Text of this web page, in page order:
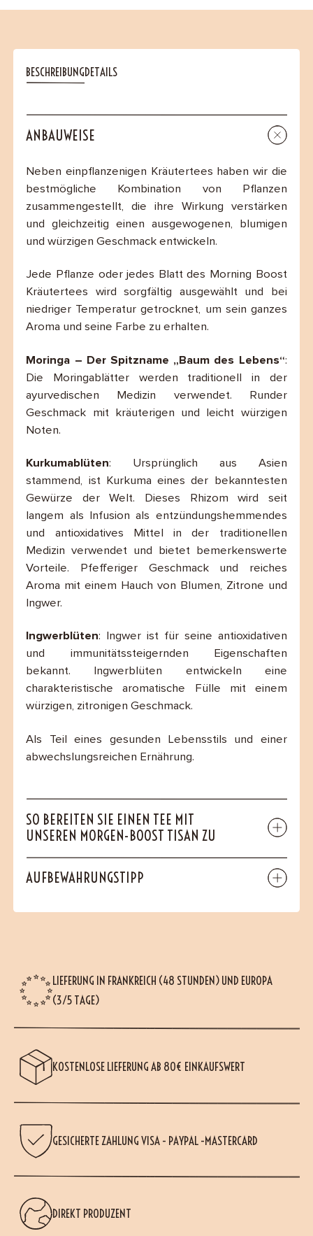
BESCHREIBUNGDETAILS
ANBAUWEISE
Neben einpflanzenigen Kräutertees haben wir die
bestmögliche Kombination von Pflanzen
zusammengestellt, die ihre Wirkung verstärken
und gleichzeitig einen ausgewogenen, blumigen
und würzigen Geschmack entwickeln.
Jede Pflanze oder jedes Blatt des Morning Boost
Kräutertees wird sorgfältig ausgewählt und bei
niedriger Temperatur getrocknet, um sein ganzes
Aroma und seine Farbe zu erhalten.
Moringa – Der Spitzname „Baum des Lebens“:
Die Moringablätter werden traditionell in der
ayurvedischen Medizin verwendet. Runder
Geschmack mit kräuterigen und leicht würzigen
Noten.
Kurkumablüten: Ursprünglich aus Asien
stammend, ist Kurkuma eines der bekanntesten
Gewürze der Welt. Dieses Rhizom wird seit
langem als Infusion als entzündungshemmendes
und antioxidatives Mittel in der traditionellen
Medizin verwendet und bietet bemerkenswerte
Vorteile. Pfefferiger Geschmack und reiches
Aroma mit einem Hauch von Blumen, Zitrone und
Ingwer.
Ingwerblüten: Ingwer ist für seine antioxidativen
und immunitätssteigernden Eigenschaften
bekannt. Ingwerblüten entwickeln eine
charakteristische aromatische Fülle mit einem
würzigen, zitronigen Geschmack.
Als Teil eines gesunden Lebensstils und einer
abwechslungsreichen Ernährung.
SO BEREITEN SIE EINEN TEE MIT
UNSEREN MORGEN-BOOST TISAN ZU
AUFBEWAHRUNGSTIPP
LIEFERUNG IN FRANKREICH (48 STUNDEN) UND EUROPA
(3/5 TAGE)
KOSTENLOSE LIEFERUNG AB 80€ EINKAUFSWERT
GESICHERTE ZAHLUNG VISA - PAYPAL -MASTERCARD
DIREKT PRODUZENT